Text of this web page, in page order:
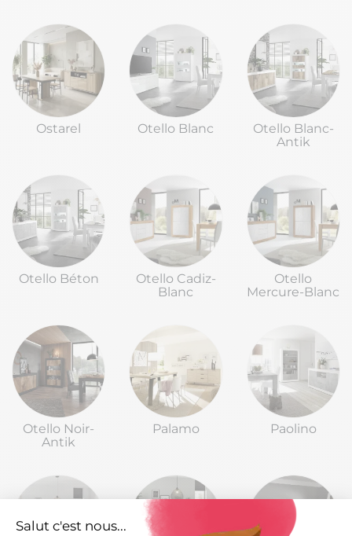
Salut c'est nous...
Ostarel Otello Blanc
Otello Blanc-
Antik
Otello Béton
Otello Cadiz-
Blanc
Otello
Mercure-Blanc
Otello Noir-
Antik
Palamo Paolino